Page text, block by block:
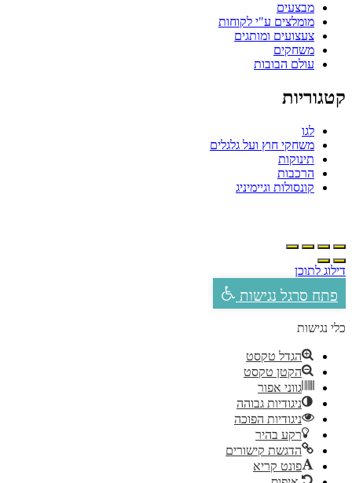
מבצעים
מומלצים ע"י לקוחות
צעצועים ומותגים
משחקים
עולם הבובות
לגו
משחקי חוץ ועל גלגלים
תינוקות
הרכבות
קונסולות וגיימיניג
לתוכן
פתח סרגל נגישות
נגישות
הגדל טקסט
הקטן טקסט
גווני אפור
ניגודיות גבוהה
ניגודיות הפוכה
רקע בהיר
הדגשת קישורים
פונט קריא